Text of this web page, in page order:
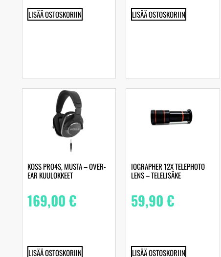
LISÄÄ OSTOSKORIIN LISÄÄ OSTOSKORIIN
KOSS PRO4S, MUSTA – OVER-
EAR KUULOKKEET
169,00€
LISÄÄ OSTOSKORIIN
IOGRAPHER 12X TELEPHOTO
LENS – TELELISÄKE
59,90€
LISÄÄ OSTOSKORIIN